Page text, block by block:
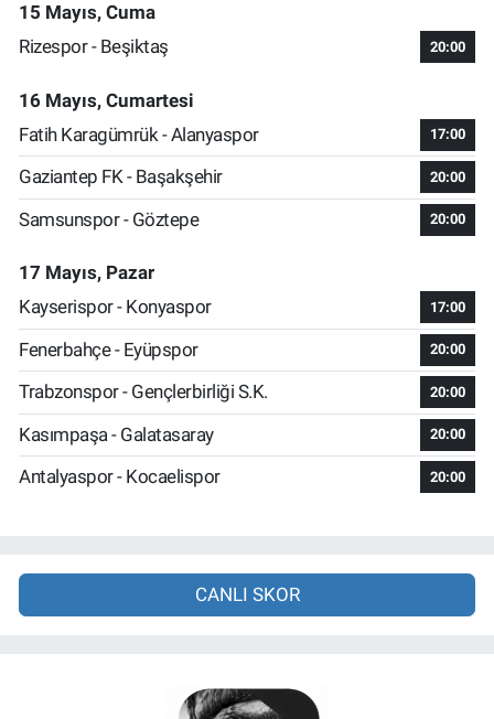
15 Mayıs, Cuma
Rizespor - Beşiktaş
20:00
16 Mayıs, Cumartesi
Fatih Karagümrük - Alanyaspor
17:00
Gaziantep FK - Başakşehir 20:00
Samsunspor - Göztepe 20:00
17 Mayıs, Pazar
Kayserispor - Konyaspor
17:00
Fenerbahçe - Eyüpspor 20:00
Trabzonspor - Gençlerbirliği S.K. 20:00
Kasımpaşa - Galatasaray 20:00
Antalyaspor - Kocaelispor 20:00
CANLI SKOR